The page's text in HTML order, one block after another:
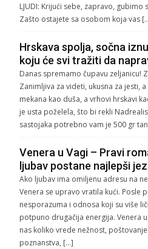
LJUDI: Krijući sebe, zapravo, gubimo
Zašto ostajete sa osobom koja vas
Hrskava spolja, sočna
koju će svi tražiti da
Danas spremamo čupavu zeljanicu!
Zanimljiva za videti, ukusna za jesti,
mekana kao duša, a vrhovi hrskavi
je usta poželela, što bi rekli
sastojaka potrebno vam je 500 gr
Venera u Vagi – Pravi
ljubav postane najlepši
Ako ljubav ima omiljenu adresu na
Venera se upravo vratila kući. Posle
nesporazuma i odnosa koji su više
potpuno drugačija energija. Venera
nas koliko vrede nežnost,
poznanstva, […]